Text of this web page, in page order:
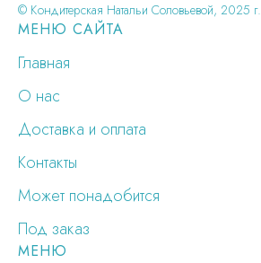
© Кондитерская Натальи Соловьевой, 2025 г.
МЕНЮ САЙТА
Главная
О нас
Доставка и оплата
Контакты
Может понадобится
Под заказ
МЕНЮ